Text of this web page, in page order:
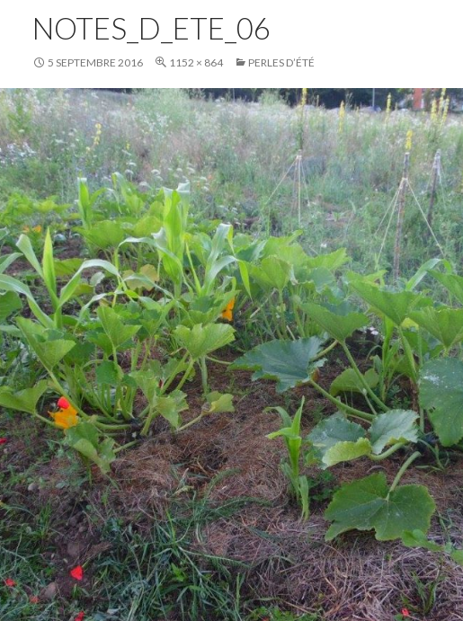
NOTES_D_ETE_06
5 SEPTEMBRE 2016 1152 × 864 PERLES D’ÉTÉ